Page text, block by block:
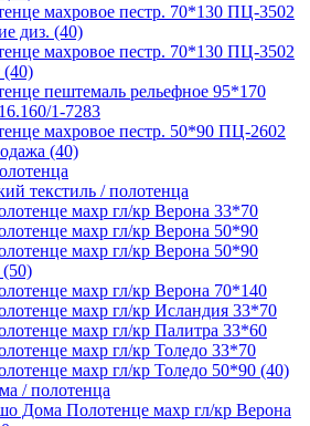
махровое пестр. 70*130 ПЦ-3502
диз. (40)
махровое пестр. 70*130 ПЦ-3502
(40)
пештемаль рельефное 95*170
1-7283
махровое пестр. 50*90 ПЦ-2602
(40)
текстиль / полотенца
махр гл/кр Верона 33*70
махр гл/кр Верона 50*90
махр гл/кр Верона 50*90
(50)
махр гл/кр Верона 70*140
махр гл/кр Исландия 33*70
махр гл/кр Палитра 33*60
махр гл/кр Толедо 33*70
махр гл/кр Толедо 50*90 (40)
/ полотенца
Дома Полотенце махр гл/кр Верона